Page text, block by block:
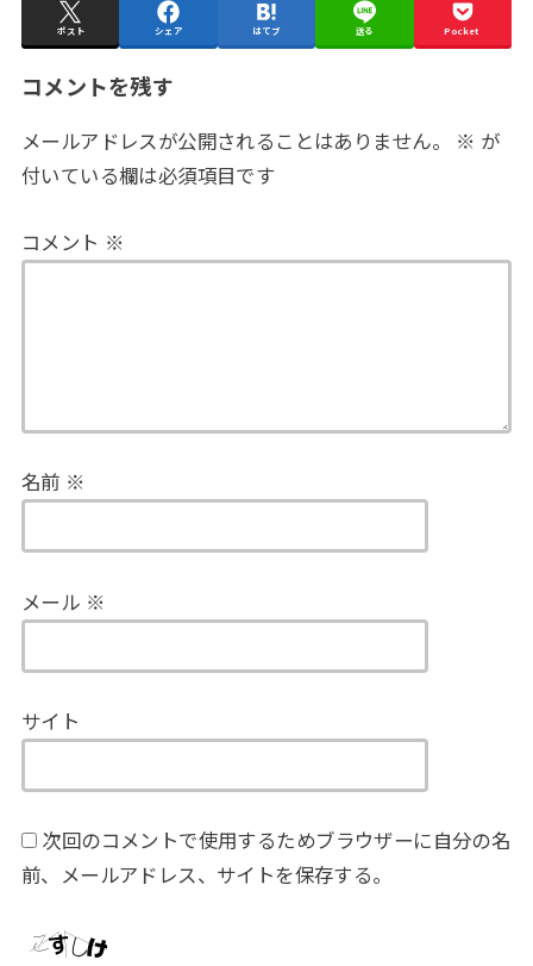
ポスト シェア はてブ 送る Pocket
コメントを残す
メールアドレスが公開されることはありません。 ※ が
付いている欄は必須項目です
コメント ※
名前 ※
メール ※
サイト
次回のコメントで使用するためブラウザーに自分の名
前、メールアドレス、サイトを保存する。